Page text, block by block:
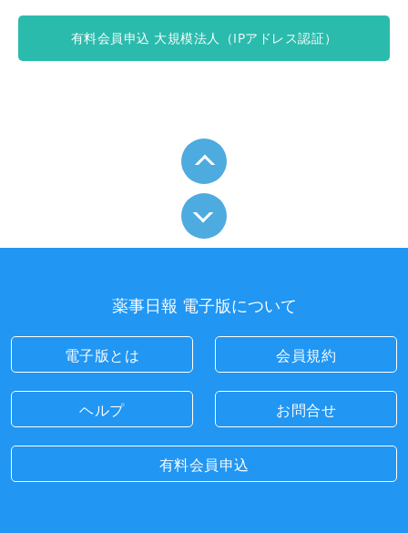
有料会員申込 大規模法人（IPアドレス認証）
薬事日報 電子版について
電子版とは 会員規約
ヘルプ お問合せ
有料会員申込